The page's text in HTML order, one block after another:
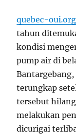
quebec-oui.org
tahun
kondisi
pump air di
Bantargebang,
terungkap
tersebut
melakukan
dicurigai